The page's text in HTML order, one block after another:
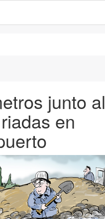
junto al
en